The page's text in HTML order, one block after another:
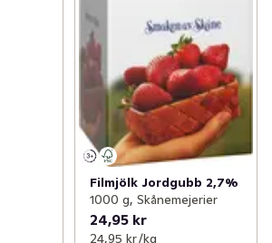
Filmjölk Jordgubb 2,7%
1000 g, Skånemejerier
24,95 kr
24,95 kr /kg